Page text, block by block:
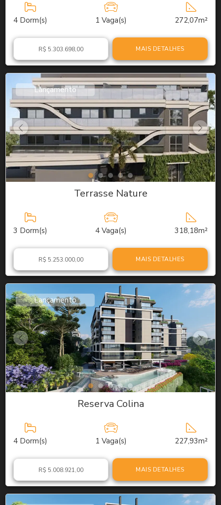
4 Dorm(s) 1 Vaga(s) 272,07m²
R$ 5.303.698,00 MAIS DETALHES
Lançamento
Terrasse Nature
3 Dorm(s) 4 Vaga(s) 318,18m²
R$ 5.253.000,00 MAIS DETALHES
Lançamento
Reserva Colina
4 Dorm(s) 1 Vaga(s) 227,93m²
R$ 5.008.921,00 MAIS DETALHES